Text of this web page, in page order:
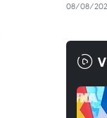
08/08/